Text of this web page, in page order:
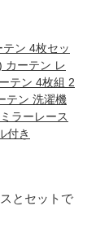
ン 4枚セッ
カーテン レ
テン 4枚組 2
テン 洗濯機
ラーレース
付き
とセットで